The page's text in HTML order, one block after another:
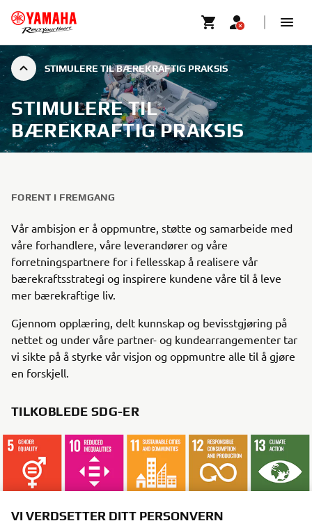
STIMULERE TIL BÆREKRAFTIG PRAKSIS
STIMULERE TIL
BÆREKRAFTIG PRAKSIS
FORENT I FREMGANG
Vår ambisjon er å oppmuntre, støtte og samarbeide med
våre forhandlere, våre leverandører og våre
forretningspartnere for i fellesskap å realisere vår
bærekraftsstrategi og inspirere kundene våre til å leve
mer bærekraftige liv.
Gjennom opplæring, delt kunnskap og bevisstgjøring på
nettet og under våre partner- og kundearrangementer tar
vi sikte på å styrke vår visjon og oppmuntre alle til å gjøre
en forskjell.
TILKOBLEDE SDG-ER
VI VERDSETTER DITT PERSONVERN